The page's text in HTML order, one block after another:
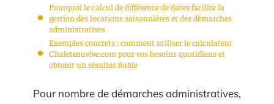
Pourquoi le calcul de différence de dates facilite la
gestion des locations saisonnières et des démarches
administratives
Exemples concrets : comment utiliser le calculateur
Chaleteauvive.com pour vos besoins quotidiens et
obtenir un résultat fiable
Pour nombre de démarches administratives,